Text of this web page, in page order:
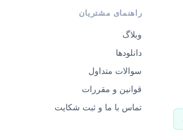
راهنمای مشتریان
وبلاگ
دانلودها
سوالات متداول
قوانین و مقررات
تماس با ما و ثبت شکایت